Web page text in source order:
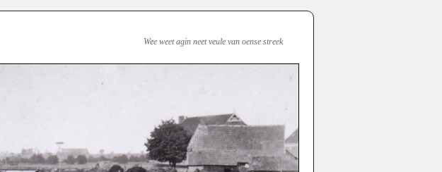
Wee weet agin neet veule van oense streek